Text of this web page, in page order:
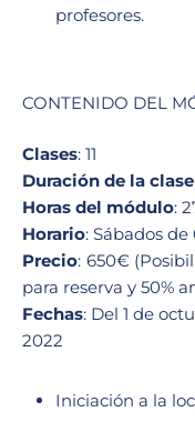
profesores.
CONTENIDO DEL
Clases: 11
Duración de la clase
Horas del módulo:
Horario: Sábados de
Precio: 650€
para reserva y 50%
Fechas: Del 1 de
2022
Iniciación a la